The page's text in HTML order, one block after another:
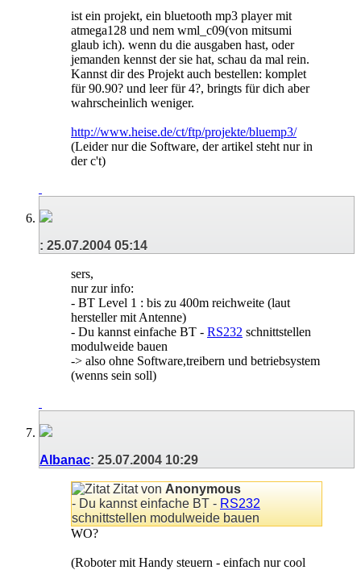
ist ein projekt, ein bluetooth mp3 player mit
atmega128 und nem wml_c09(von mitsumi
glaub ich). wenn du die ausgaben hast, oder
jemanden kennst der sie hat, schau da mal rein.
Kannst dir des Projekt auch bestellen: komplet
für 90.90? und leer für 4?, bringts für dich aber
wahrscheinlich weniger.
http://www.heise.de/ct/ftp/projekte/bluemp3/
(Leider nur die Software, der artikel steht nur in
der c't)
: 25.07.2004 05:14
sers,
nur zur info:
- BT Level 1 : bis zu 400m reichweite (laut
hersteller mit Antenne)
- Du kannst einfache BT - RS232 schnittstellen
modulweide bauen
-> also ohne Software,treibern und betriebsystem
(wenns sein soll)
Albanac: 25.07.2004 10:29
Zitat von Anonymous
- Du kannst einfache BT - RS232
schnittstellen modulweide bauen
WO?
(Roboter mit Handy steuern - einfach nur cool